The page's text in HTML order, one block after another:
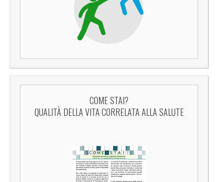
COME STAI?
QUALITÀ DELLA VITA CORRELATA ALLA SALUTE